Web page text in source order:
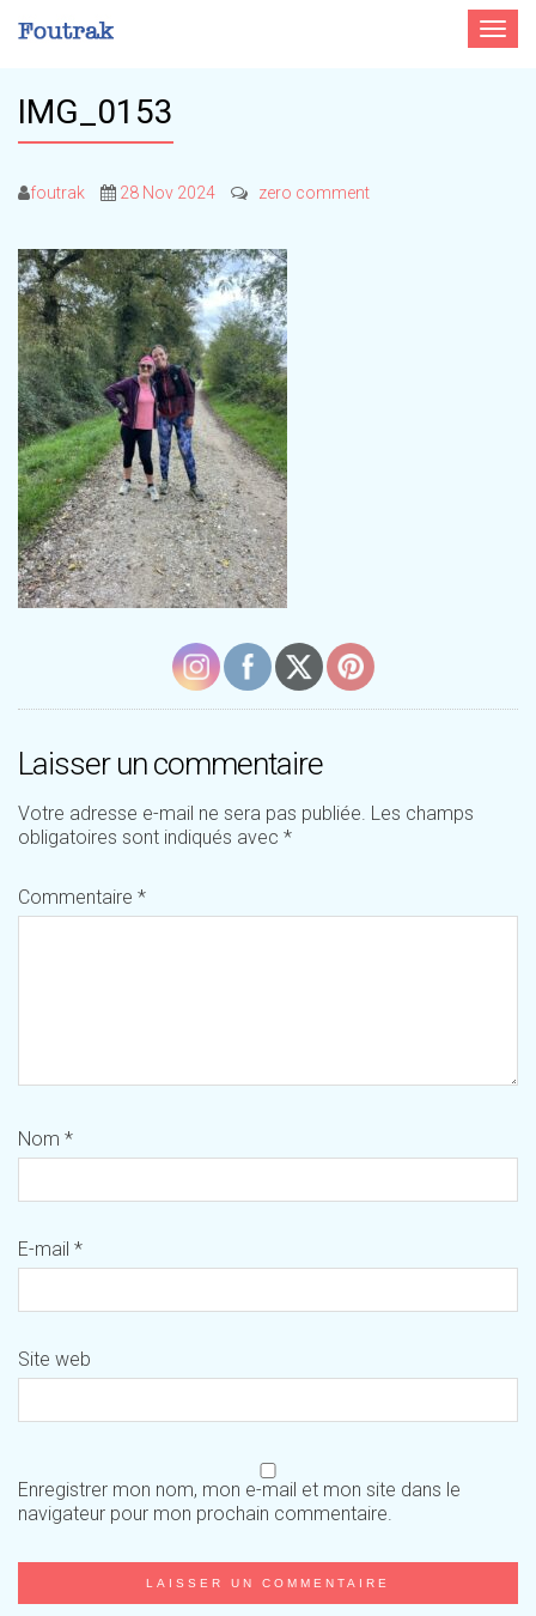
Toggle
IMG_0153
foutrak 28 Nov 2024 zero comment
Laisser un commentaire
Votre adresse e-mail ne sera pas publiée. Les champs
obligatoires sont indiqués avec *
Commentaire *
Nom *
E-mail *
Site web
Enregistrer mon nom, mon e-mail et mon site dans le
navigateur pour mon prochain commentaire.